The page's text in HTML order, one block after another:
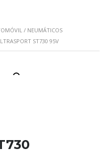
/ NEUMÁTICOS
ST730 95V